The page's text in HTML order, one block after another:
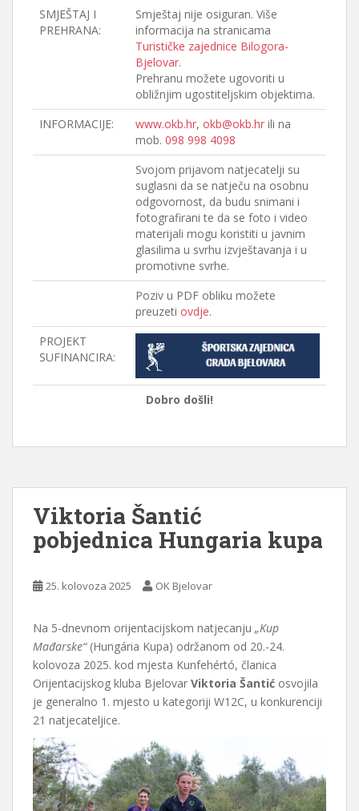
SMJEŠTAJ I
PREHRANA:
Smještaj nije osiguran. Više
informacija na stranicama
Turističke zajednice Bilogora-
Bjelovar.
Prehranu možete ugovoriti u
obližnjim ugostiteljskim objektima.
INFORMACIJE:
www.okb.hr, okb@okb.hr ili na
mob. 098 998 4098
Svojom prijavom natjecatelji su
suglasni da se natječu na osobnu
odgovornost, da budu snimani i
fotografirani te da se foto i video
materijali mogu koristiti u javnim
glasilima u svrhu izvještavanja i u
promotivne svrhe.
Poziv u PDF obliku možete
preuzeti ovdje.
PROJEKT
SUFINANCIRA:
Dobro došli!
Viktoria Šantić
pobjednica Hungaria kupa
25. kolovoza 2025 OK Bjelovar
Na 5-dnevnom orijentacijskom natjecanju „Kup
Mađarske“(Hungária Kupa) održanom od 20.-24.
kolovoza 2025. kod mjesta Kunfehértó, članica
Orijentacijskog kluba Bjelovar Viktoria Šantić osvojila
je generalno 1. mjesto u kategoriji W12C, u konkurenciji
21 natjecateljice.